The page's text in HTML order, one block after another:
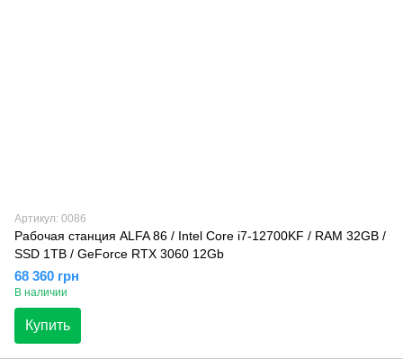
Артикул: 0086
Рабочая станция ALFA 86 / Intel Core i7-12700KF / RAM 32GB /
SSD 1TB / GeForce RTX 3060 12Gb
68 360 грн
В наличии
Купить